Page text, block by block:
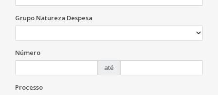
Grupo Natureza Despesa
Número
até
Processo